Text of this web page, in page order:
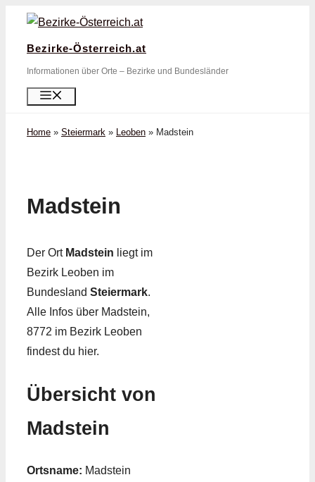
Zum
springen
Bezirke-Österreich.at
Informationen über Orte – Bezirke und Bundesländer
Home » Steiermark » Leoben » Madstein
Madstein
Der Ort Madstein liegt im
Bezirk Leoben im
Bundesland Steiermark.
Alle Infos über Madstein,
8772 im Bezirk Leoben
findest du hier.
Übersicht von
Madstein
Ortsname: Madstein